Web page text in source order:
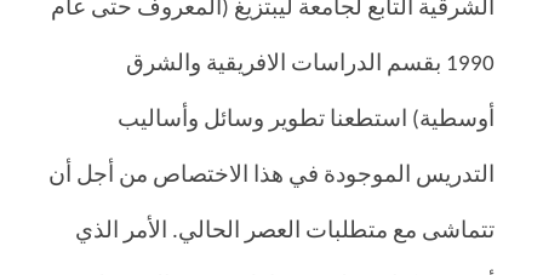
الشرقية التابع لجامعة ليبتزيغ (المعروف حتى عام
1990 بقسم الدراسات الافريقية والشرق
أوسطية) استطعنا تطوير وسائل وأساليب
التدريس الموجودة في هذا الاختصاص من أجل أن
تتماشى مع متطلبات العصر الحالي. الأمر الذي